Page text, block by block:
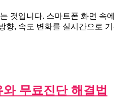
것입니다. 스마트폰 화면 속
, 속도 변화를 실시간으로
무료진단 해결법